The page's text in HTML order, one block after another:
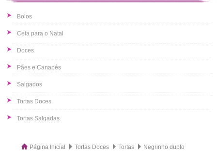
Bolos
Ceia para o Natal
Doces
Pães e Canapés
Salgados
Tortas Doces
Tortas Salgadas
Página Inicial Tortas Doces Tortas Negrinho duplo